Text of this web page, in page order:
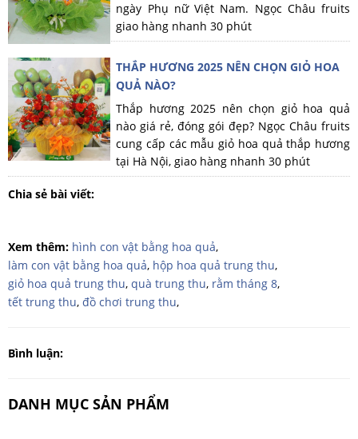
ngày Phụ nữ Việt Nam. Ngọc Châu fruits
giao hàng nhanh 30 phút
THẮP HƯƠNG 2025 NÊN CHỌN GIỎ HOA
QUẢ NÀO?
Thắp hương 2025 nên chọn giỏ hoa quả
nào giá rẻ, đóng gói đẹp? Ngọc Châu fruits
cung cấp các mẫu giỏ hoa quả thắp hương
tại Hà Nội, giao hàng nhanh 30 phút
Chia sẻ bài viết:
Xem thêm: hình con vật bằng hoa quả,
làm con vật bằng hoa quả, hộp hoa quả trung thu,
giỏ hoa quả trung thu, quà trung thu, rằm tháng 8,
tết trung thu, đồ chơi trung thu,
Bình luận:
DANH MỤC SẢN PHẨM